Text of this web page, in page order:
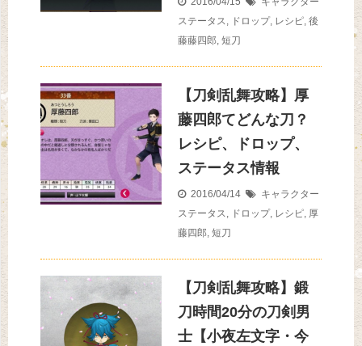
ステータス, ドロップ, レシピ, 後
藤藤四郎, 短刀
【刀剣乱舞攻略】厚
藤四郎てどんな刀？
レシピ、ドロップ、
ステータス情報
2016/04/14
キャラクター
ステータス, ドロップ, レシピ, 厚
藤四郎, 短刀
【刀剣乱舞攻略】鍛
刀時間20分の刀剣男
士【小夜左文字・今